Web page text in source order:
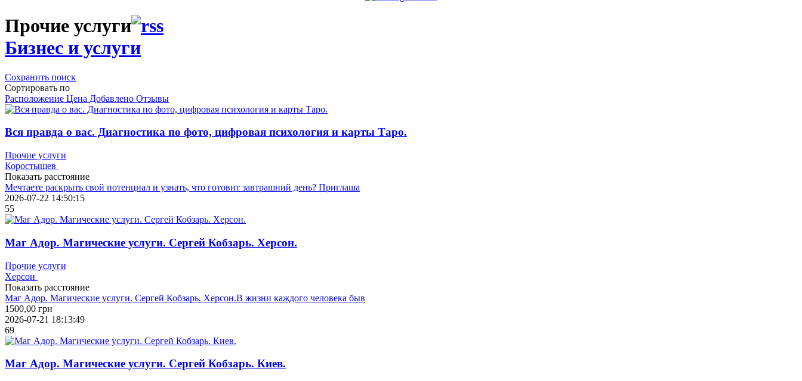
Прочие услуги
Бизнес и услуги
Сохранить поиск
Сортировать по
Расположение Цена Добавлено Отзывы
Вся правда о вас. Диагностика по фото, цифровая психология и карты Таро.
Прочие услуги
Коростышев
Показать расстояние
Мечтаете раскрыть свой потенциал и узнать, что готовит завтрашний день? Приглаша
2026-07-22 14:50:15
55
Маг Адор. Магические услуги. Сергей Кобзарь. Херсон.
Прочие услуги
Херсон
Показать расстояние
Маг Адор. Магические услуги. Сергей Кобзарь. Херсон.В жизни каждого человека быв
1500,00 грн
2026-07-21 18:13:49
69
Маг Адор. Магические услуги. Сергей Кобзарь. Киев.